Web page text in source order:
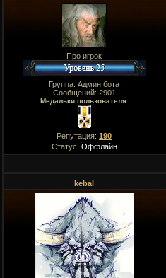
Про игрок
Группа: Админ бота
Сообщений: 2901
Медальки пользователя:
Репутация: 190
Статус: Оффлайн
kebal